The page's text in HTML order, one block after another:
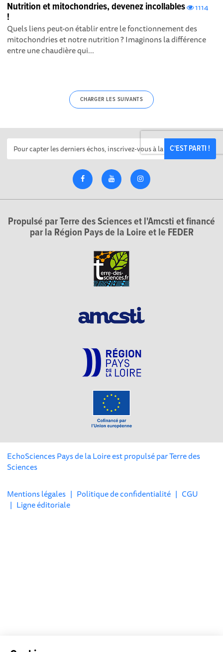
1114
Nutrition et mitochondries, devenez incollables
!
Quels liens peut-on établir entre le fonctionnement des
mitochondries et notre nutrition ? Imaginons la différence
entre une chaudière qui...
CHARGER LES SUIVANTS
C'EST PARTI !
Propulsé par Terre des Sciences et l'Amcsti et financé
par la Région Pays de la Loire et le FEDER
EchoSciences Pays de la Loire est propulsé parTerre des
Sciences
Mentions légales | Politique de confidentialité | CGU
| Ligne éditoriale